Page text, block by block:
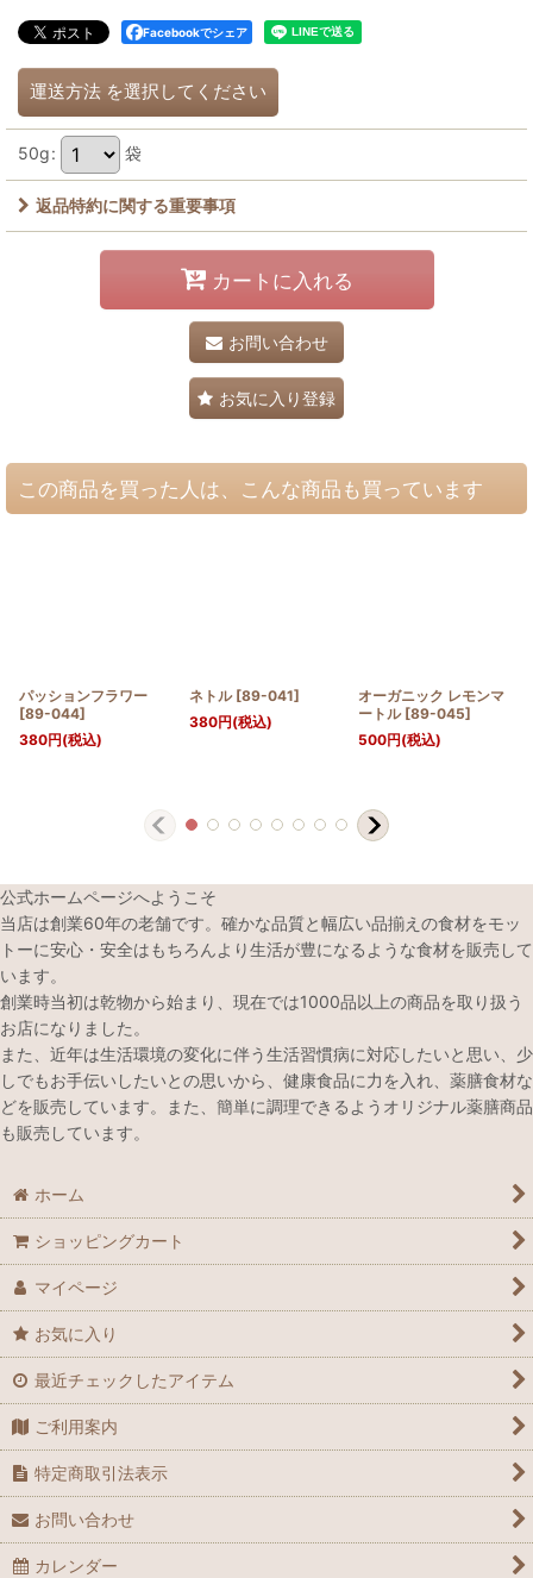
Facebookでシェア
運送方法 を選択してください
50g: 袋
返品特約に関する重要事項
カートに入れる
お問い合わせ
お気に入り登録
この商品を買った人は、こんな商品も買っています
パッションフラワー
[89-044]
380円(税込)
ネトル [89-041]
380円(税込)
オーガニック レモンマ
ートル [89-045]
500円(税込)
公式ホームページへようこそ
当店は創業60年の老舗です。確かな品質と幅広い品揃えの食材をモッ
トーに安心・安全はもちろんより生活が豊になるような食材を販売して
います。
創業時当初は乾物から始まり、現在では1000品以上の商品を取り扱う
お店になりました。
また、近年は生活環境の変化に伴う生活習慣病に対応したいと思い、少
しでもお手伝いしたいとの思いから、健康食品に力を入れ、薬膳食材な
どを販売しています。また、簡単に調理できるようオリジナル薬膳商品
も販売しています。
ホーム
ショッピングカート
マイページ
お気に入り
最近チェックしたアイテム
ご利用案内
特定商取引法表示
お問い合わせ
カレンダー